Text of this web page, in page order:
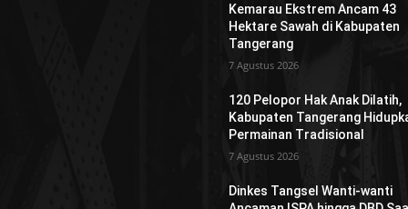
Kemarau Ekstrem Ancam 43
Hektare Sawah di Kabupaten
Tangerang
7 Agustus 2026
120 Pelopor Hak Anak Dilatih,
Kabupaten Tangerang
Permainan Tradisional
7 Agustus 2026
Dinkes Tangsel Wanti-wanti